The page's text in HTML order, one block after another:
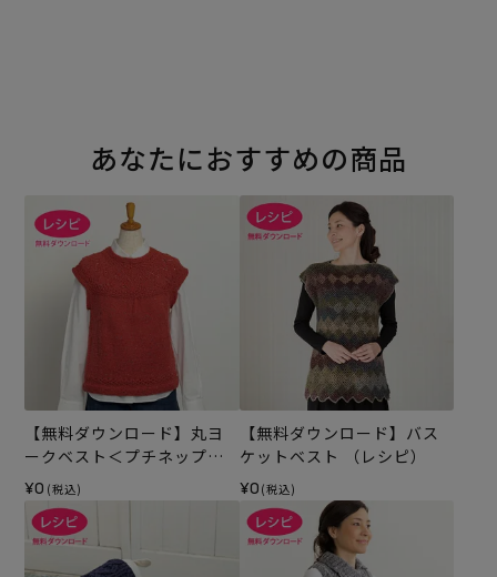
あなたにおすすめの商品
【無料ダウンロード】丸ヨ
ークベスト＜プチネップフ
ォープライ＞（レシピ）
¥0 (税込)
【無料ダウンロード】バス
ケットベスト （レシピ）
¥0 (税込)